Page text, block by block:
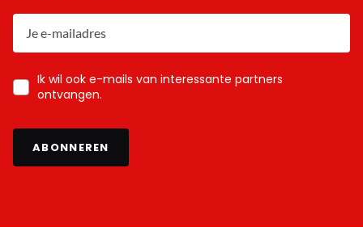
Ik wil ook e-mails van interessante partners
ontvangen.
ABONNEREN